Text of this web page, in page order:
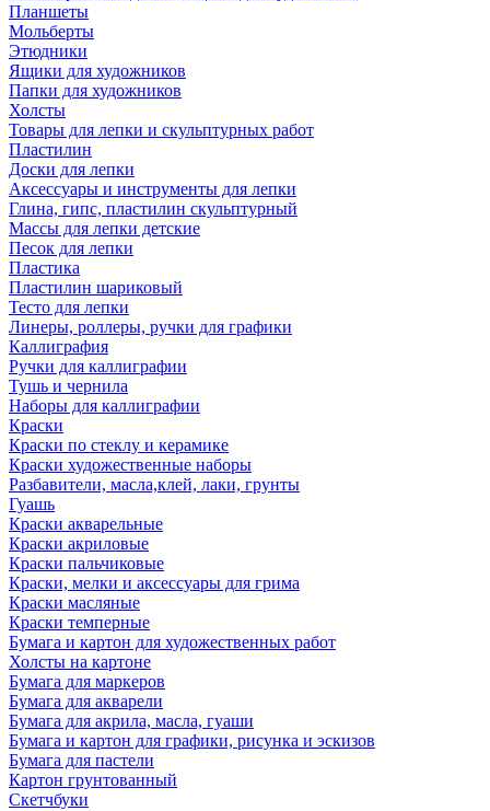
Планшеты
Мольберты
Этюдники
Ящики для художников
Папки для художников
Холсты
Товары для лепки и скульптурных работ
Пластилин
Доски для лепки
Аксессуары и инструменты для лепки
Глина, гипс, пластилин скульптурный
Массы для лепки детские
Песок для лепки
Пластика
Пластилин шариковый
Тесто для лепки
Линеры, роллеры, ручки для графики
Каллиграфия
Ручки для каллиграфии
Тушь и чернила
Наборы для каллиграфии
Краски
Краски по стеклу и керамике
Краски художественные наборы
Разбавители, масла,клей, лаки, грунты
Гуашь
Краски акварельные
Краски акриловые
Краски пальчиковые
Краски, мелки и аксессуары для грима
Краски масляные
Краски темперные
Бумага и картон для художественных работ
Холсты на картоне
Бумага для маркеров
Бумага для акварели
Бумага для акрила, масла, гуаши
Бумага и картон для графики, рисунка и эскизов
Бумага для пастели
Картон грунтованный
Скетчбуки